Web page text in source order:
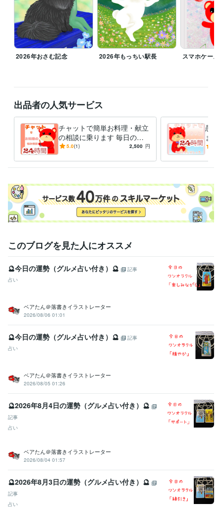
調理師 取得年 : 2018年
タロットリーディングマスター 取得年 : 2022年
秘書技能検定2級 取得年 : 2003年
ビジネス・クリエイティブツール
Adobe Photoshop:6年 ibisPaint:6年
2026年おさむ記念 2026年もっちい駅長 スマホケース
出品者の人気サービス
チャットで簡単お料理・献立
の相談に乗ります 毎日の献
立や栄養に悩んでいる方、一
5.0(1) 2,500 円
愚痴
ま
心！
このブログを見た人にオススメ
🔮今日の運勢（グルメ占い付き）🔮
記事
占い
ベアたん＠落書きイラストレーター
2026/08/06 01:01
🔮今日の運勢（グルメ占い付き）🔮
記事
占い
ベアたん＠落書きイラストレーター
2026/08/05 01:26
🔮2026年8月4日の運勢（グルメ占い付き）🔮
記事
占い
ベアたん＠落書きイラストレーター
2026/08/04 01:57
🔮2026年8月3日の運勢（グルメ占い付き）🔮
記事
占い